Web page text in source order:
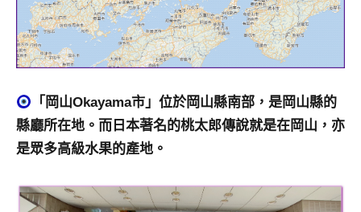
座、
部
落
客
旅
遊
雜
專
欄、
「岡山Okayama市」位於岡山縣南部，是岡山縣的
縣廳所在地。而日本著名的桃太郎傳說就是在岡山，亦
是眾多高級水果的產地。